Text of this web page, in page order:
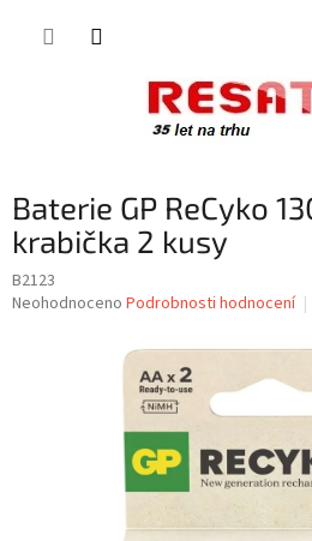
Baterie GP ReCyko
krabička 2 kusy
B2123
Průměrné
Neohodnoceno Podrobnosti hodnocení